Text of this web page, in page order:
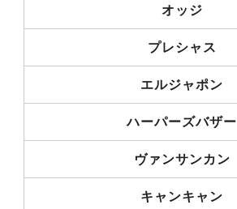
オッジ
プレシャス
エルジャポン
ハーパーズバザー
ヴァンサンカン
キャンキャン